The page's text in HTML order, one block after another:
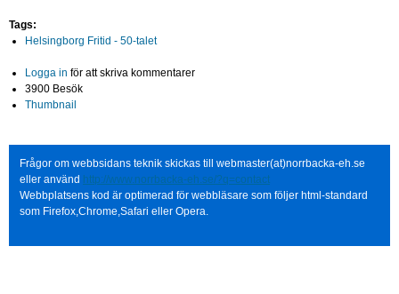
Tags:
Helsingborg Fritid - 50-talet
Logga in för att skriva kommentarer
3900 Besök
Thumbnail
Frågor om webbsidans teknik skickas till webmaster(at)norrbacka-eh.se
eller använd http://www.norrbacka-eh.se/?q=contact
Webbplatsens kod är optimerad för webbläsare som följer html-standard
som Firefox,Chrome,Safari eller Opera.